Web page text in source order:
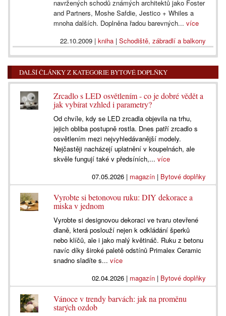
navržených schodů známých architektů jako Foster
and Partners, Moshe Safdie, Jestico + Whiles a
mnoha dalších. Doplněna řadou barevných...více
22.10.2009| kniha| Schodiště, zábradlí a balkony
DALŠÍ ČLÁNKY Z KATEGORIE BYTOVÉ DOPLŇKY
Zrcadlo s LED osvětlením - co je dobré vědět a
jak vybírat vzhled i parametry?
Od chvíle, kdy se LED zrcadla objevila na trhu,
jejich obliba postupně rostla. Dnes patří zrcadlo s
osvětlením mezi nejvyhledávanější modely.
Nejčastěji nacházejí uplatnění v koupelnách, ale
skvěle fungují také v předsíních,...více
07.05.2026| magazín| Bytové doplňky
Vyrobte si betonovou ruku: DIY dekorace a
miska v jednom
Vyrobte si designovou dekoraci ve tvaru otevřené
dlaně, která poslouží nejen k odkládání šperků
nebo klíčů, ale i jako malý květináč. Ruku z betonu
navíc díky široké paletě odstínů Primalex Ceramic
snadno sladíte s...více
02.04.2026| magazín| Bytové doplňky
Vánoce v trendy barvách: jak na proměnu
starých ozdob